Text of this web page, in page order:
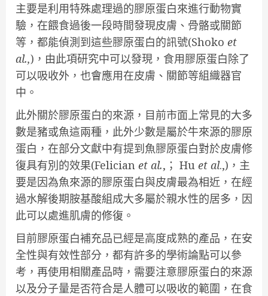
主要是利用特殊處理過的膠原蛋白來進行動物實
驗，在餵食過後一段時間發現皮膚、骨骼或關節
等，都能偵測到這些膠原蛋白的訊號(Shoko et
al.,)，由此項研究中可以發現，食用膠原蛋白除了
可以吸收外，也會應用在皮膚、關節等組織器官
中。
此外關於膠原蛋白的來源，目前市面上常見的大多
數是豬或魚這兩種，此外少數是屬於牛來源的膠原
蛋白，在部分文獻中有提到魚膠原蛋白對於皮膚修
復具有別的效果(Felician et al.,； Hu et al.,)，主
要是因為魚來源的膠原蛋白與皮膚最為相近，在經
過水解後期胺基酸組成大多屬於親水性的居多，因
此可以處進肌膚的修復。
目前膠原蛋白補充品已經是高度成熟的產品，在安
全性與有效性部分，都有許多的學術論點可以參
考，再使用相關產品時，需要注意膠原蛋白的來源
以及分子量是否符合是人體可以吸收的範圍，在食